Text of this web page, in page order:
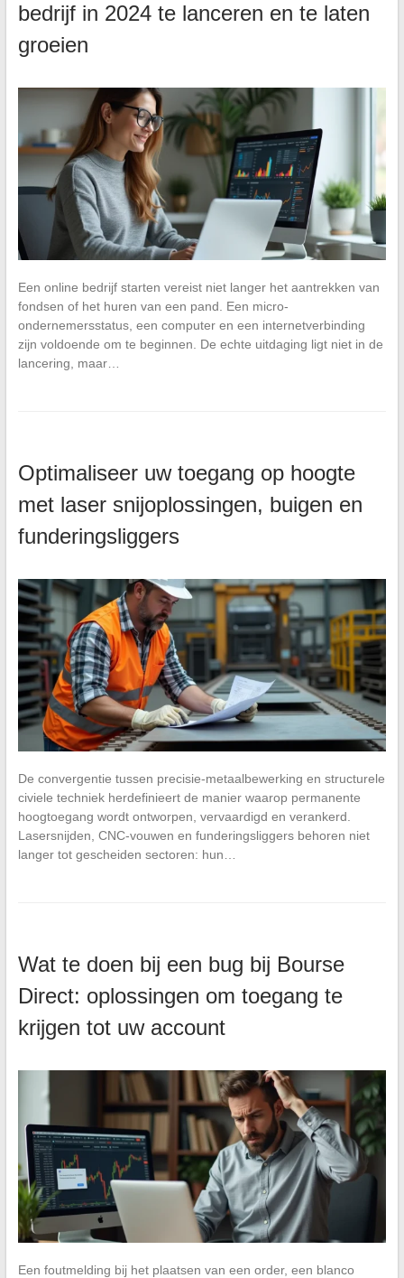
bedrijf in 2024 te lanceren en te laten
groeien
Een online bedrijf starten vereist niet langer het aantrekken van
fondsen of het huren van een pand. Een micro-
ondernemersstatus, een computer en een internetverbinding
zijn voldoende om te beginnen. De echte uitdaging ligt niet in de
lancering, maar…
Optimaliseer uw toegang op hoogte
met laser snijoplossingen, buigen en
funderingsliggers
De convergentie tussen precisie-metaalbewerking en structurele
civiele techniek herdefinieert de manier waarop permanente
hoogtoegang wordt ontworpen, vervaardigd en verankerd.
Lasersnijden, CNC-vouwen en funderingsliggers behoren niet
langer tot gescheiden sectoren: hun…
Wat te doen bij een bug bij Bourse
Direct: oplossingen om toegang te
krijgen tot uw account
Een foutmelding bij het plaatsen van een order, een blanco